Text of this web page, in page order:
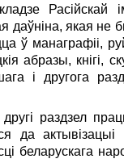
Расійскай
даўніна, якая не
ў манаграфіі,
абразы, кнігі,
і другога
раздзел
актывізацыі
беларускага